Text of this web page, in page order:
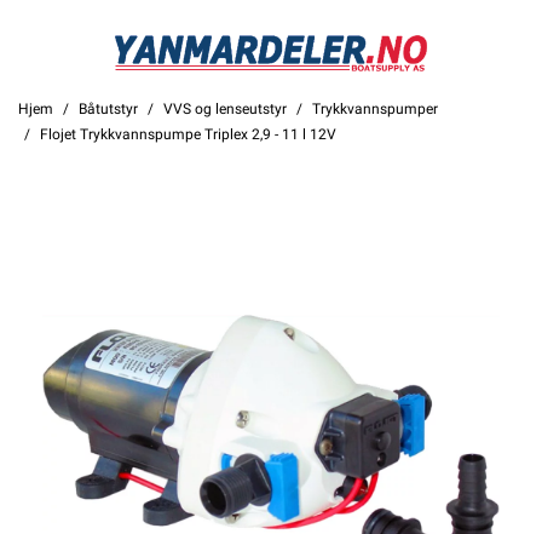
Hjem Båtutstyr VVS og lenseutstyr
Trykkvannspumper
Flojet Trykkvannspumpe Triplex 2,9 - 11 l 12V